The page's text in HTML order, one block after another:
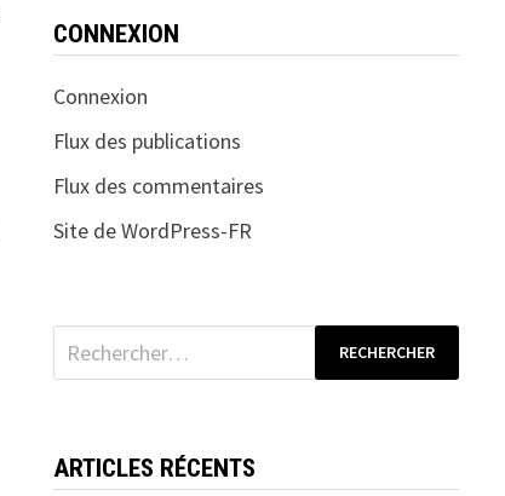
CONNEXION
Connexion
Flux des publications
Flux des commentaires
Site de WordPress-FR
Rechercher :
ARTICLES RÉCENTS